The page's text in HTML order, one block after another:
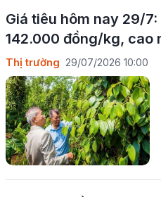
Giá tiêu hôm nay 29/
142.000 đồng/kg, cao
Thị trường 29/07/2026 10:00